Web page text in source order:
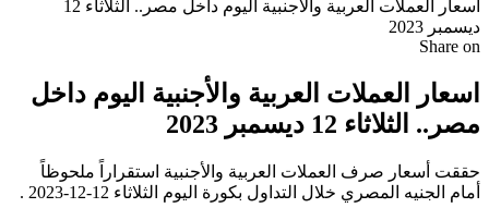
اسعار العملات العربية والأجنبية اليوم داخل مصر.. الثلاثاء 12
ديسمبر 2023
Share on
اسعار العملات العربية والأجنبية اليوم داخل
مصر.. الثلاثاء 12 ديسمبر 2023
حققت أسعار صرف العملات العربية والأجنبية استقراراً ملحوظاً
أمام الجنيه المصري خلال التداول بكورة اليوم الثلاثاء 12-12-2023 .